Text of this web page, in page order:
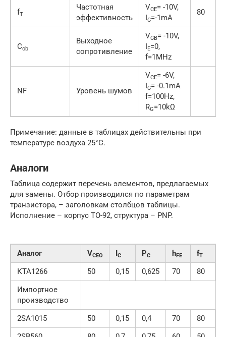
fT
Частотная
эффективность
VCE= -10V,
IC=-1mA
80
Cob
Выходное
сопротивление
VCB= -10V,
IE=0,
f=1MHz
NF Уровень шумов
VCE= -6V,
IC= -0.1mA
f=100Hz,
RG=10kΩ
Примечание: данные в таблицах действительны при
температуре воздуха 25°C.
Аналоги
Таблица содержит перечень элементов, предлагаемых
для замены. Отбор производился по параметрам
транзистора, – заголовкам столбцов таблицы.
Исполнение – корпус ТО-92, структура – PNP.
Аналог VCEO IC PC hFE fT
КТА1266 50 0,15 0,625 70
80
Импортное
производство
2SA1015
50 0,15 0,4 70
80